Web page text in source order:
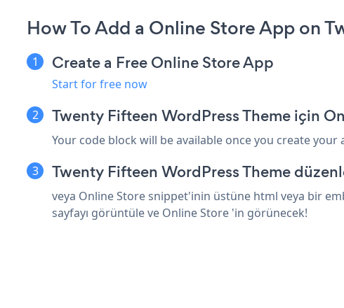
How To Add a Online Store App on
Create a Free Online Store App
Start for free now
Twenty Fifteen WordPress Theme için
Your code block will be available once you create your
Twenty Fifteen WordPress Theme
veya Online Store snippet'inin üstüne html veya bir
sayfayı görüntüle ve Online Store 'in görünecek!